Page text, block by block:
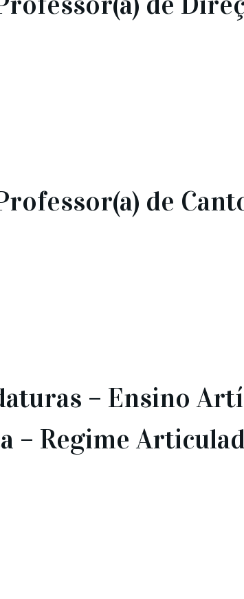
de
– Ensino
– Regime